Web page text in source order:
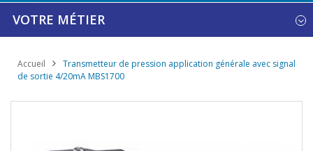
VOTRE MÉTIER
Accueil
Transmetteur de pression application générale avec signal
de sortie 4/20mA MBS1700